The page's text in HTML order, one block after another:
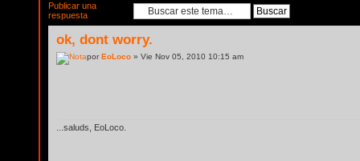
Publicar una
respuesta
ok, dont worry.
por EoLoco » Vie Nov 05, 2010 10:15 am
...saluds, EoLoco.